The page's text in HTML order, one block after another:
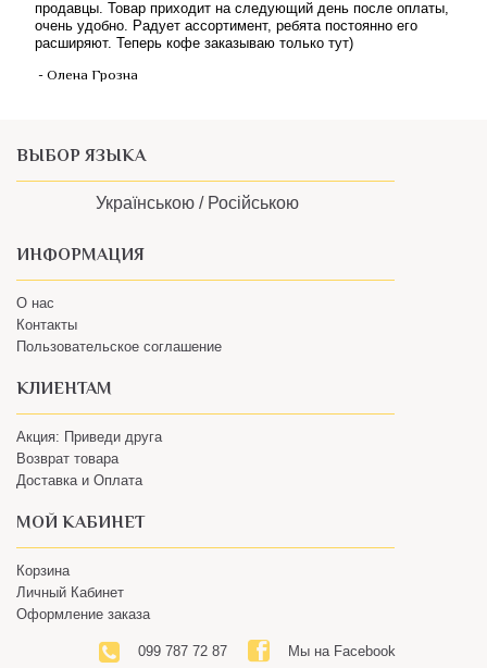
продавцы. Товар приходит на следующий день после оплаты,
очень удобно. Радует ассортимент, ребята постоянно его
расширяют. Теперь кофе заказываю только тут)
- Олена Грозна
ВЫБОР ЯЗЫКА
Українською / Російською
ИНФОРМАЦИЯ
О нас
Контакты
Пользовательское соглашение
КЛИЕНТАМ
Акция: Приведи друга
Возврат товара
Доставка и Оплата
МОЙ КАБИНЕТ
Корзина
Личный Кабинет
Оформление заказа
099 787 72 87 Мы на Facebook